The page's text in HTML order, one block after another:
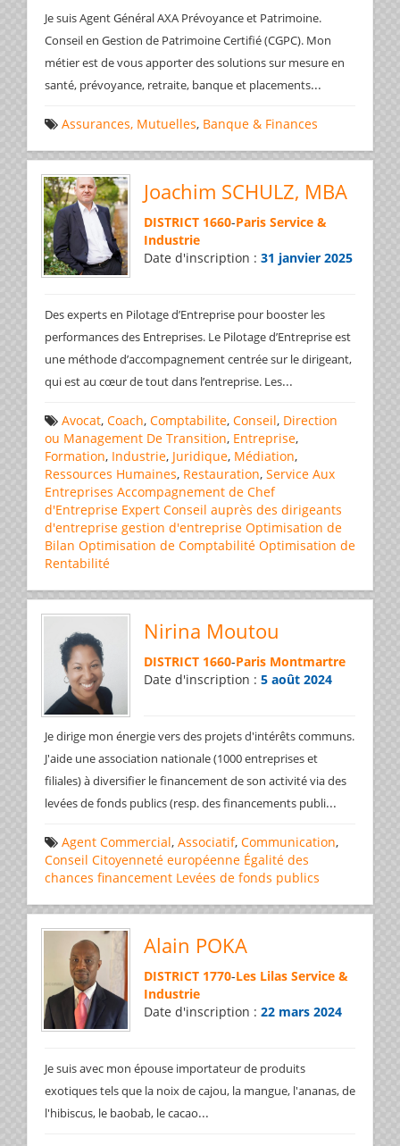
Je suis Agent Général AXA Prévoyance et Patrimoine.
Conseil en Gestion de Patrimoine Certifié (CGPC). Mon
métier est de vous apporter des solutions sur mesure en
santé, prévoyance, retraite, banque et placements...
Assurances, Mutuelles, Banque & Finances
Joachim SCHULZ, MBA
DISTRICT 1660-Paris Service &
Industrie
Date d'inscription : 31 janvier 2025
Des experts en Pilotage d’Entreprise pour booster les
performances des Entreprises. Le Pilotage d’Entreprise est
une méthode d’accompagnement centrée sur le dirigeant,
qui est au cœur de tout dans l’entreprise. Les...
Avocat, Coach, Comptabilite, Conseil, Direction
ou Management De Transition, Entreprise,
Formation, Industrie, Juridique, Médiation,
Ressources Humaines, Restauration, Service Aux
Entreprises Accompagnement de Chef
d'Entreprise Expert Conseil auprès des dirigeants
d'entreprise gestion d'entreprise Optimisation de
Bilan Optimisation de Comptabilité Optimisation de
Rentabilité
Nirina Moutou
DISTRICT 1660-Paris Montmartre
Date d'inscription : 5 août 2024
Je dirige mon énergie vers des projets d'intérêts communs.
J'aide une association nationale (1000 entreprises et
filiales) à diversifier le financement de son activité via des
levées de fonds publics (resp. des financements publi...
Agent Commercial, Associatif, Communication,
Conseil Citoyenneté européenne Égalité des
chances financement Levées de fonds publics
Alain POKA
DISTRICT 1770-Les Lilas Service &
Industrie
Date d'inscription : 22 mars 2024
Je suis avec mon épouse importateur de produits
exotiques tels que la noix de cajou, la mangue, l'ananas, de
l'hibiscus, le baobab, le cacao...